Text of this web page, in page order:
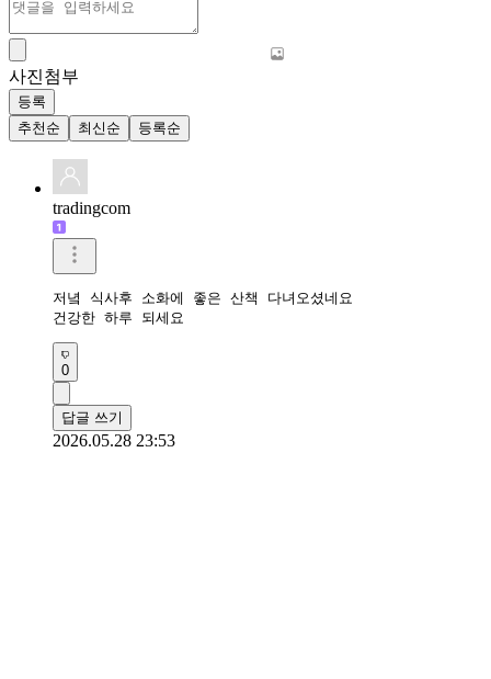
사진첨부
등록
추천순
최신순 등록순
tradingcom
저녘 식사후 소화에 좋은 산책 다녀오셨네요
건강한 하루 되세요
0
답글 쓰기
2026.05.28 23:53